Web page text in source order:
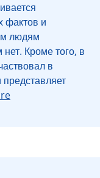
фактов и
людям
Кроме того, в
в
представляет